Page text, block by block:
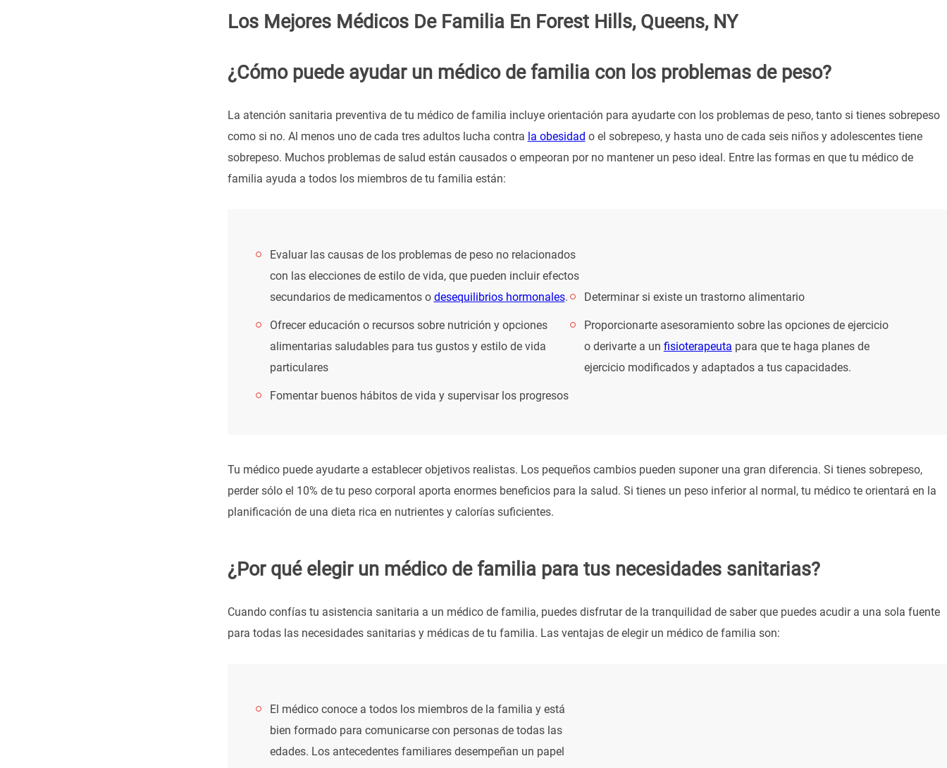
Los Mejores Médicos De Familia En Forest Hills, Queens, NY
¿Cómo puede ayudar un médico de familia con los problemas de peso?
La atención sanitaria preventiva de tu médico de familia incluye orientación para ayudarte con los problemas de peso, tanto si tienes sobrepeso
como si no. Al menos uno de cada tres adultos lucha contra la obesidad o el sobrepeso, y hasta uno de cada seis niños y adolescentes tiene
sobrepeso. Muchos problemas de salud están causados o empeoran por no mantener un peso ideal. Entre las formas en que tu médico de
familia ayuda a todos los miembros de tu familia están:
Evaluar las causas de los problemas de peso no relacionados
con las elecciones de estilo de vida, que pueden incluir efectos
secundarios de medicamentos o desequilibrios hormonales. Determinar si existe un trastorno alimentario
Ofrecer educación o recursos sobre nutrición y opciones
alimentarias saludables para tus gustos y estilo de vida
particulares
Proporcionarte asesoramiento sobre las opciones de ejercicio
o derivarte a un fisioterapeuta para que te haga planes de
ejercicio modificados y adaptados a tus capacidades.
Fomentar buenos hábitos de vida y supervisar los progresos
Tu médico puede ayudarte a establecer objetivos realistas. Los pequeños cambios pueden suponer una gran diferencia. Si tienes sobrepeso,
perder sólo el 10% de tu peso corporal aporta enormes beneficios para la salud. Si tienes un peso inferior al normal, tu médico te orientará en la
planificación de una dieta rica en nutrientes y calorías suficientes.
¿Por qué elegir un médico de familia para tus necesidades sanitarias?
Cuando confías tu asistencia sanitaria a un médico de familia, puedes disfrutar de la tranquilidad de saber que puedes acudir a una sola fuente
para todas las necesidades sanitarias y médicas de tu familia. Las ventajas de elegir un médico de familia son:
El médico conoce a todos los miembros de la familia y está
bien formado para comunicarse con personas de todas las
edades. Los antecedentes familiares desempeñan un papel